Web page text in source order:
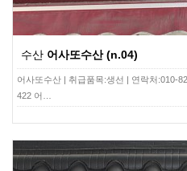
수산 어사또수산 (n.04)
어사또수산 | 취급품목:생선 | 연락처:010-
422 어…